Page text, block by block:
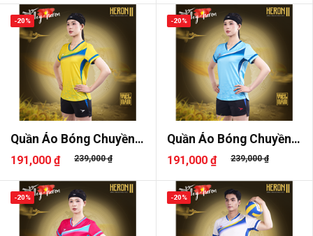
Quần Áo Bóng Chuyền
Beyono H..
191,000 ₫ 239,000 ₫
-20%
Quần Áo Bóng Chuyền
Beyono H..
191,000 ₫ 239,000 ₫
-20%
-20% -20%